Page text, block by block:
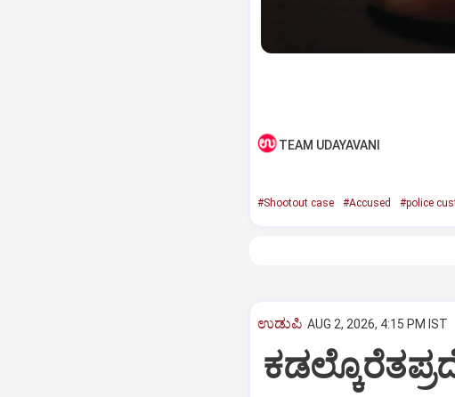
TEAM UDAYAVANI
#Shootout case #Accused #police
ಉಡುಪಿ AUG 2, 2026, 4:15 PM IST